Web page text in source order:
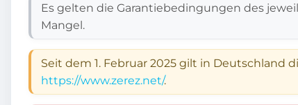
Es gelten die Garantiebedingungen des
Mangel.
Seit dem 1. Februar 2025 gilt in Deutschland
https://www.zerez.net/.